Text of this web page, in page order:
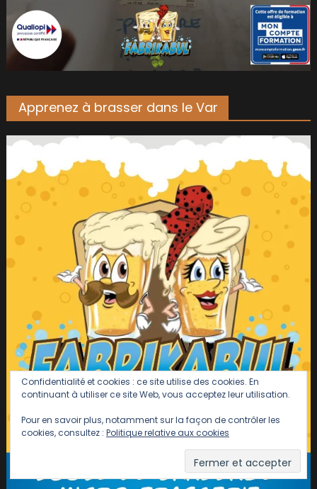
Apprenez à brasser dans le Var
Confidentialité et cookies : ce site utilise des cookies. En
continuant à utiliser ce site Web, vous acceptez leur utilisation.
Pour en savoir plus, notamment sur la façon de contrôler les
cookies, consultez : Politique relative aux cookies